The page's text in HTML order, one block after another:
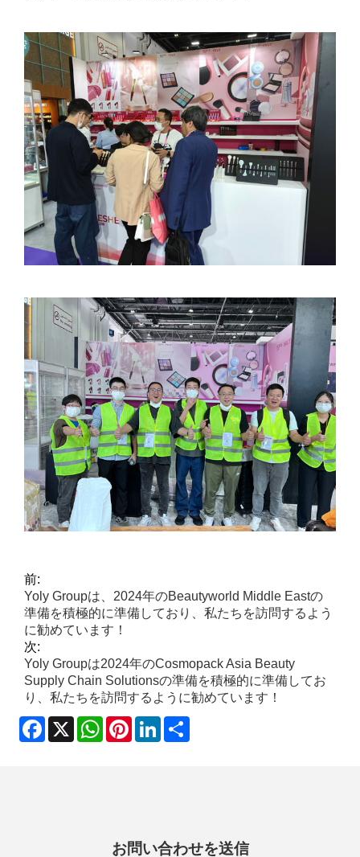
前:
Yoly Groupは、2024年のBeautyworld Middle Eastの
準備を積極的に準備しており、私たちを訪問するよう
に勧めています！
次:
Yoly Groupは2024年のCosmopack Asia Beauty
Supply Chain Solutionsの準備を積極的に準備してお
り、私たちを訪問するように勧めています！
Facebook
X WhatsApp
PinterestLinkedIn
お問い合わせを送信